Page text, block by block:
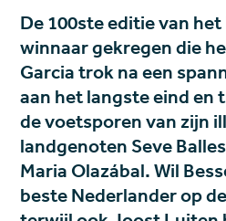
De 100ste editie van
winnaar gekregen die
Garcia trok na een
aan het langste eind en
de voetsporen van zijn
landgenoten Seve
Maria Olazábal. Wil
beste Nederlander op